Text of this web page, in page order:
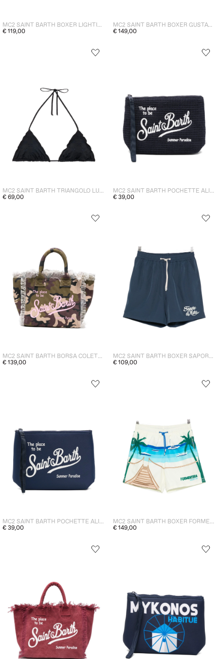
MC2 SAINT BARTH BOXER LIGHTING MICRO STAMPA UOMO MARRONE
€ 119,00
MC2 SAINT BARTH BOXER GUSTAVIA MYKONOS SUMMER UOMO BLU
€ 149,00
MC2 SAINT BARTH TRIANGOLO LUREX DONNA NERO
€ 69,00
MC2 SAINT BARTH POCHETTE ALINE WAFFLE UNISEX BLU
€ 39,00
MC2 SAINT BARTH BORSA COLETTE DONNA VERDE
€ 139,00
MC2 SAINT BARTH BOXER SAPORE DI MARE UOMO BLU
€ 109,00
MC2 SAINT BARTH POCHETTE ALINE NYLON UNISEX BLU
€ 39,00
MC2 SAINT BARTH BOXER FORMENTERA UOMO MULTICOLOR
€ 149,00